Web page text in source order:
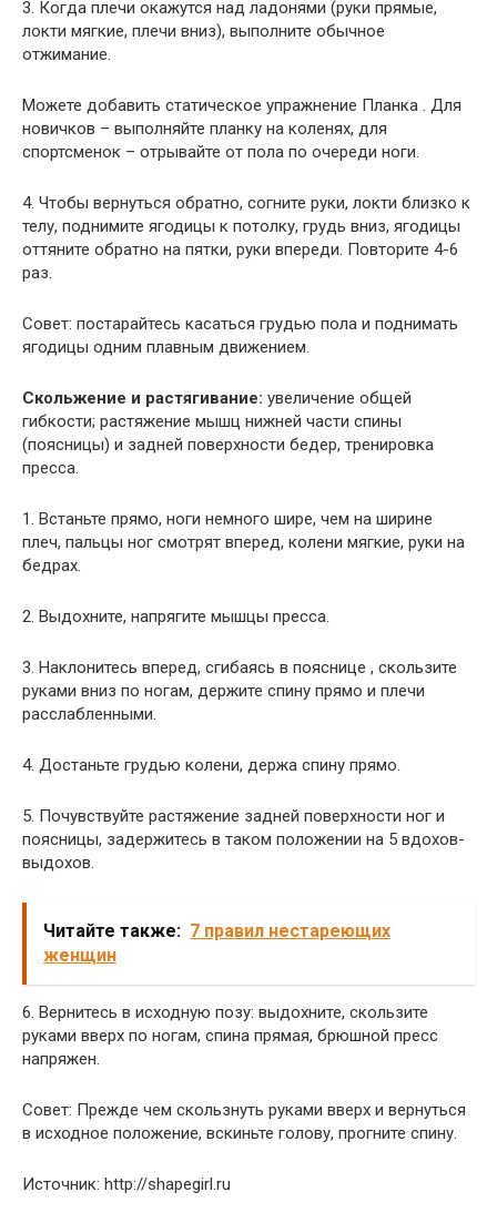
3. Когда плечи окажутся над ладонями (руки прямые,
локти мягкие, плечи вниз), выполните обычное
отжимание.
Можете добавить статическое упражнение Планка . Для
новичков – выполняйте планку на коленях, для
спортсменок – отрывайте от пола по очереди ноги.
4. Чтобы вернуться обратно, согните руки, локти близко к
телу, поднимите ягодицы к потолку, грудь вниз, ягодицы
оттяните обратно на пятки, руки впереди. Повторите 4-6
раз.
Совет: постарайтесь касаться грудью пола и поднимать
ягодицы одним плавным движением.
Скольжение и растягивание: увеличение общей
гибкости; растяжение мышц нижней части спины
(поясницы) и задней поверхности бедер, тренировка
пресса.
1. Встаньте прямо, ноги немного шире, чем на ширине
плеч, пальцы ног смотрят вперед, колени мягкие, руки на
бедрах.
2. Выдохните, напрягите мышцы пресса.
3. Наклонитесь вперед, сгибаясь в пояснице , скользите
руками вниз по ногам, держите спину прямо и плечи
расслабленными.
4. Достаньте грудью колени, держа спину прямо.
5. Почувствуйте растяжение задней поверхности ног и
поясницы, задержитесь в таком положении на 5 вдохов-
выдохов.
Читайте также: 7 правил нестареющих
женщин
6. Вернитесь в исходную позу: выдохните, скользите
руками вверх по ногам, спина прямая, брюшной пресс
напряжен.
Совет: Прежде чем скользнуть руками вверх и вернуться
в исходное положение, вскиньте голову, прогните спину.
Источник: http://shapegirl.ru